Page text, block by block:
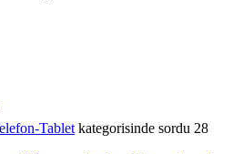
Tablet kategorisinde sordu 28